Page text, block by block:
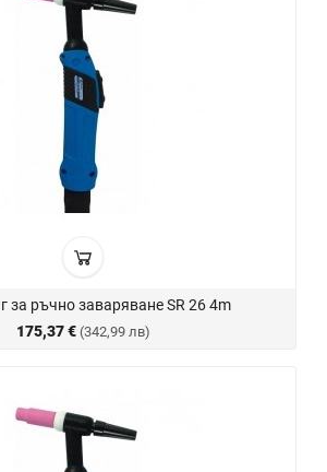
за ръчно заваряване SR 26 4m
175,37 € (342,99 лв)